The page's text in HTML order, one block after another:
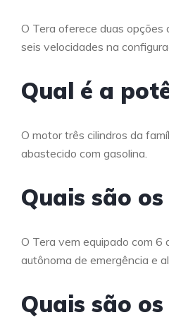
O Tera oferece duas opções
seis velocidades na
Qual é a
O motor três cilindros da
abastecido com gasolina.
Quais são
O Tera vem equipado com 6
autônoma de emergência e
Quais são